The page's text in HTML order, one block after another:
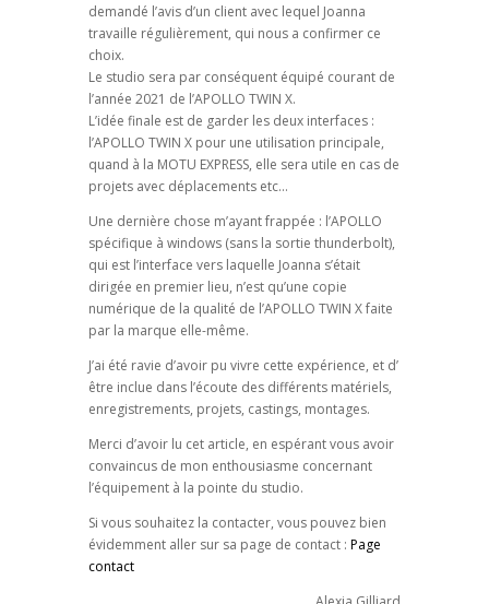
demandé l’avis d’un client avec lequel Joanna
travaille régulièrement, qui nous a confirmer ce
choix.
Le studio sera par conséquent équipé courant de
l’année 2021 de l’APOLLO TWIN X.
L’idée finale est de garder les deux interfaces :
l’APOLLO TWIN X pour une utilisation principale,
quand à la MOTU EXPRESS, elle sera utile en cas de
projets avec déplacements etc…
Une dernière chose m’ayant frappée : l’APOLLO
spécifique à windows (sans la sortie thunderbolt),
qui est l’interface vers laquelle Joanna s’était
dirigée en premier lieu, n’est qu’une copie
numérique de la qualité de l’APOLLO TWIN X faite
par la marque elle-même.
J’ai été ravie d’avoir pu vivre cette expérience, et d’
être inclue dans l’écoute des différents matériels,
enregistrements, projets, castings, montages.
Merci d’avoir lu cet article, en espérant vous avoir
convaincus de mon enthousiasme concernant
l’équipement à la pointe du studio.
Si vous souhaitez la contacter, vous pouvez bien
évidemment aller sur sa page de contact : Page
contact